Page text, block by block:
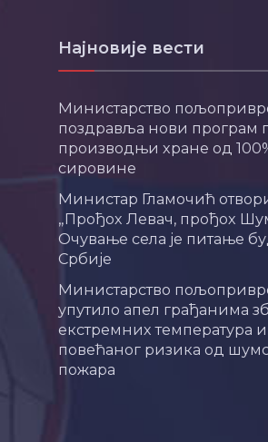
Најновије вести
Министарство
поздравља нови програм
производњи хране од
сировине
Министар Гламочић
„Прођох Левач, прођох
Очување села је питање
Србије
Министарство
упутило апел грађанима
екстремних температура и
повећаног ризика од
пожара